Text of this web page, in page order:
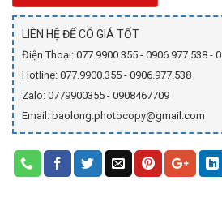
LIÊN HỆ ĐỂ CÓ GIÁ TỐT
Điện Thoại: 077.9900.355 - 0906.977.538 -
Hotline: 077.9900.355 - 0906.977.538
Zalo: 0779900355 - 0908467709
Email: baolong.photocopy@gmail.com